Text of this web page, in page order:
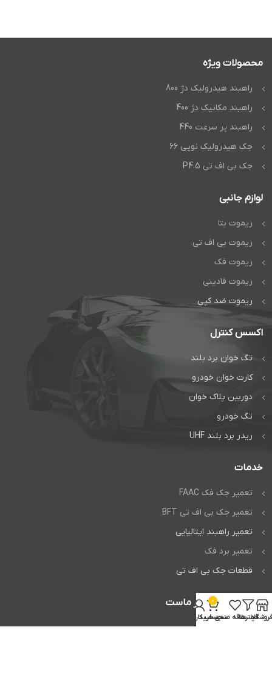
محصولات ویژه
راهبند هیدرولیک دژ 800
راهبند مکانیک دژ 400
راهبند پر سرعت 440
جک هیدرولیک نوپی 66
جک بی اف تی P4.5
لوازم جانبی
ریموت بتا
ریموت بی اف تی
ریموت فک
ریموت فادینی
ریموت ضد کپی
اکسس کنترل
تگ خوان برد بلند
کارت خوان خودرو
دوربین پلاک خوان
تگ خودرو
ریدر برد بلند UHF
خدمات
تعمیر جک فک FAAC
تعمیر جک بی اف تی BFT
تعمیر راهبند ایتالیایی
تعمیر برد فک
قطعات جک بی اف تی
اعتماد شما افتخار ماست
فروشگاهفیلترهاعلاقه مندی
0
سبد خرید
حساب کاربری من